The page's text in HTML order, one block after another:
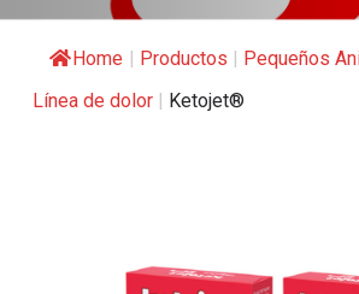
Home | Productos | Pequeños
Línea de dolor | Ketojet®